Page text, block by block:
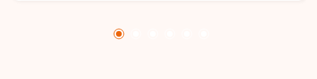
para esclarecer suas dúvidas e auxiliar em todo